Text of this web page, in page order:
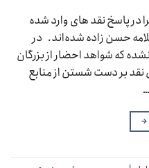
در پاسخ نقد های وارد شده
حسن زاده شده‌اند. در
که شواهد احضار از بزرگان
نقد بر دست شستن از منابع
→